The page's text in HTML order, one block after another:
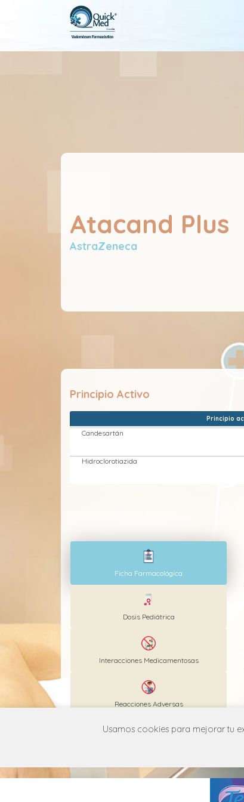
Atacand Plus
AstraZeneca
Principio Activo
Principio
Candesartán
Hidroclorotiazida
Ficha Farmacológica
Dosis Pediátrica
Interacciones Medicamentosas
Reacciones Adversas
MANUAL DE USUARIO
Usamos cookies para mejorar tu